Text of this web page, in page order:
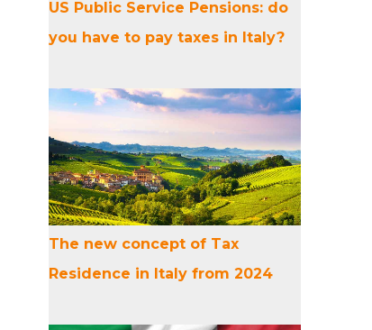
US Public Service Pensions: do
you have to pay taxes in Italy?
The new concept of Tax
Residence in Italy from 2024